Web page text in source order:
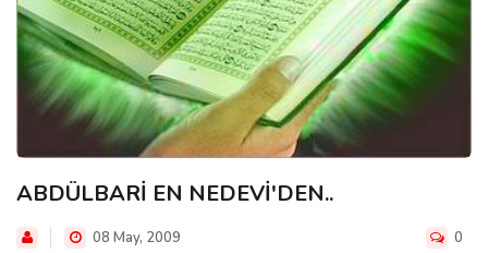
ABDÜLBARİ EN NEDEVİ'DEN..
08 May, 2009 0